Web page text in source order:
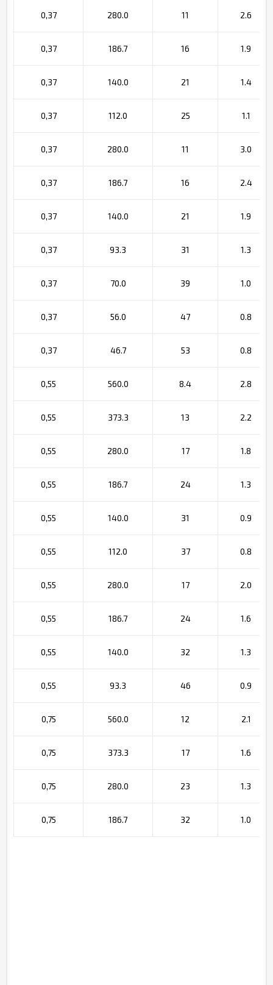
0,37 280.0 11 2.6
0,37 186.7 16 1.9
0,37 140.0 21 1.4
0,37 112.0 25 1.1
0,37 280.0 11 3.0
0,37 186.7 16 2.4
0,37 140.0 21 1.9
0,37 93.3 31 1.3
0,37 70.0 39 1.0
0,37 56.0 47 0.8
0,37 46.7 53 0.8
0,55 560.0 8.4 2.8
0,55 373.3 13 2.2
0,55 280.0 17 1.8
0,55 186.7 24 1.3
0,55 140.0 31 0.9
0,55 112.0 37 0.8
0,55 280.0 17 2.0
0,55 186.7 24 1.6
0,55 140.0 32 1.3
0,55 93.3 46 0.9
0,75 560.0 12 2.1
0,75 373.3 17 1.6
0,75 280.0 23 1.3
0,75 186.7 32 1.0